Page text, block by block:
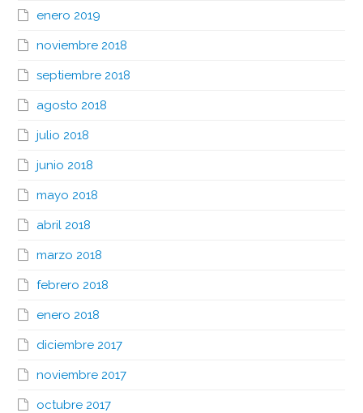
enero 2019
noviembre 2018
septiembre 2018
agosto 2018
julio 2018
junio 2018
mayo 2018
abril 2018
marzo 2018
febrero 2018
enero 2018
diciembre 2017
noviembre 2017
octubre 2017